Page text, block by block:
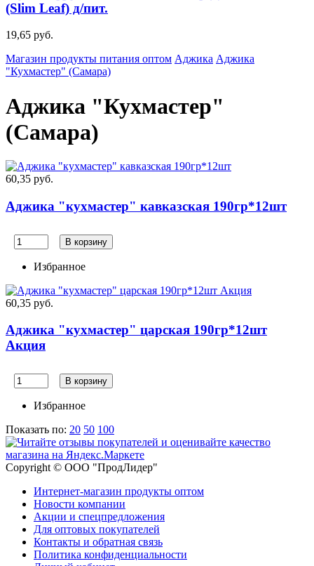
(Slim Leaf) д/пит.
19,65 руб.
Магазин продукты питания оптом Аджика Аджика
"Кухмастер" (Самара)
Аджика "Кухмастер"
(Самара)
60,35 руб.
Аджика "кухмастер" кавказская 190гр*12шт
В корзину
Избранное
60,35 руб.
Аджика "кухмастер" царская 190гр*12шт
Акция
В корзину
Избранное
Показать по: 20 50 100
Copyright © ООО "ПродЛидер"
Интернет-магазин продукты оптом
Новости компании
Акции и спецпредложения
Для оптовых покупателей
Контакты и обратная связь
Политика конфиденциальности